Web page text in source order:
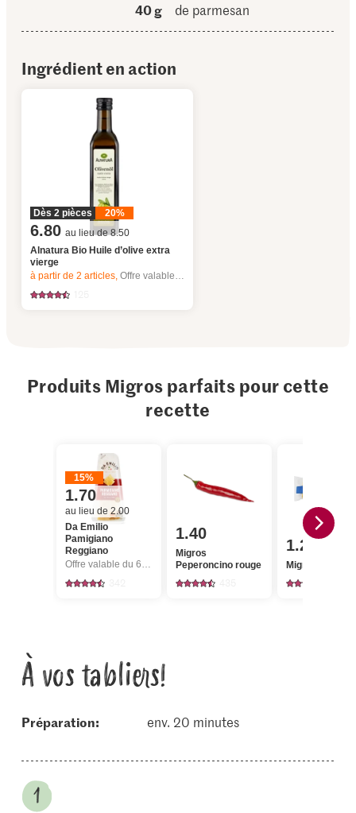
40 g
de parmesan
Ingrédient en action
Dès 2 pièces 20%
6.80 au lieu de 8.50
Alnatura Bio Huile d’olive extra
vierge
à partir de 2articles,Offre valable du 6.8 au 12.8.2026, jusqu’à épuisement du stock.
Produits Migros parfaits pour cette
recette
15%
1.70
au lieu de 2.00
Da Emilio
Pamigiano
Reggiano
Offre valable du 6.8 au 12.8.2026, jusqu’à épuisement du stock.
1.40
Migros
Peperoncino rouge
1.20
Migros
À vos tabliers!
Préparation: env. 20 minutes